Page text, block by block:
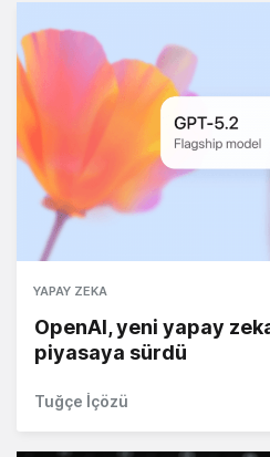
YAPAY ZEKA
OpenAI, yeni yapay
piyasaya sürdü
Tuğçe İçözü